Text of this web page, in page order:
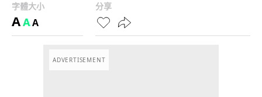
字體大小
AAA
分享
ADVERTISEMENT